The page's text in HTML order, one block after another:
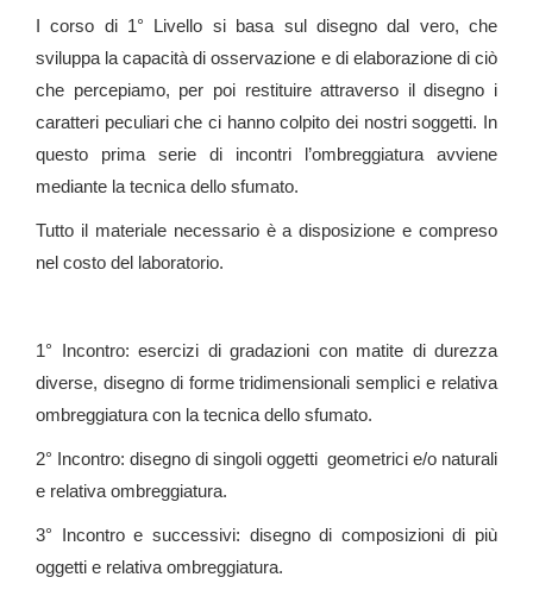
I corso di 1° Livello si basa sul disegno dal vero, che
sviluppa la capacità di osservazione e di elaborazione di ciò
che percepiamo, per poi restituire attraverso il disegno i
caratteri peculiari che ci hanno colpito dei nostri soggetti. In
questo prima serie di incontri l’ombreggiatura avviene
mediante la tecnica dello sfumato.
Tutto il materiale necessario è a disposizione e compreso
nel costo del laboratorio.
1° Incontro: esercizi di gradazioni con matite di durezza
diverse, disegno di forme tridimensionali semplici e relativa
ombreggiatura con la tecnica dello sfumato.
2° Incontro: disegno di singoli oggetti geometrici e/o naturali
e relativa ombreggiatura.
3° Incontro e successivi: disegno di composizioni di più
oggetti e relativa ombreggiatura.